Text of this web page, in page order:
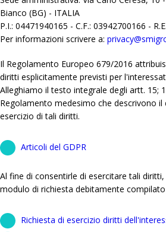
Bianco (BG) - ITALIA
P.I.: 04471940165 - C.F.: 03942700166 -
Per informazioni scrivere a:
Il Regolamento Europeo 679/2016
diritti esplicitamente previsti per
Alleghiamo il testo integrale degli artt. 15;
Regolamento medesimo che descrivono
esercizio di tali diritti.
Articoli del GDPR
Al fine di consentirle di esercitare tali
modulo di richiesta debitamente
Richiesta di esercizio diritti